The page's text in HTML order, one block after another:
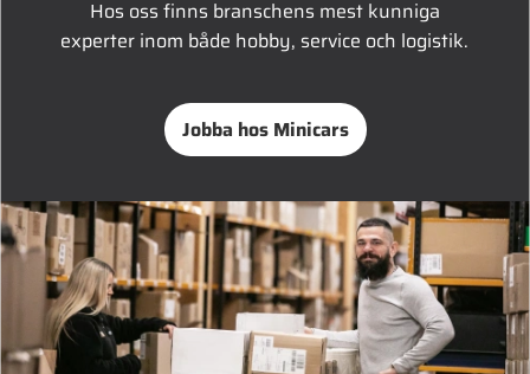
Hos oss finns branschens mest kunniga
experter inom både hobby, service och logistik.
Jobba hos Minicars